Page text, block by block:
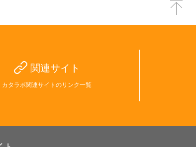
関連サイト
カタラボ関連サイトのリンク一覧